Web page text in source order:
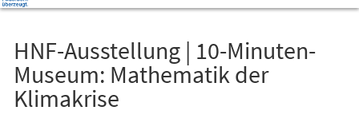
HNF-Ausstellung | 10-Minuten-
Museum: Mathematik der
Klimakrise